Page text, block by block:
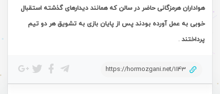
هواداران هرمزگانی حاضر در سالن که همانند دیدارهای گذشته استقبال
خوبی به عمل آورده بودند پس از پایان بازی به تشویق هر دو تیم
پرداختند .
https://hormozgani.net/1143